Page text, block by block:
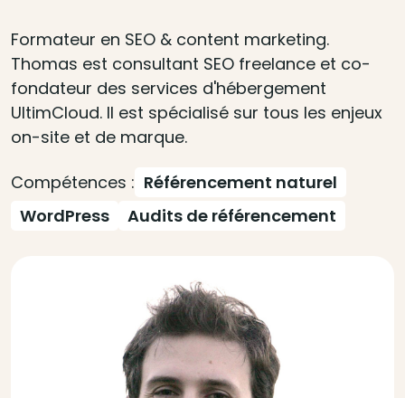
Formateur en SEO & content marketing.
Thomas est consultant SEO freelance et co-
fondateur des services d'hébergement
UltimCloud. Il est spécialisé sur tous les enjeux
on-site et de marque.
Compétences : Référencement naturel
WordPress
Audits de référencement